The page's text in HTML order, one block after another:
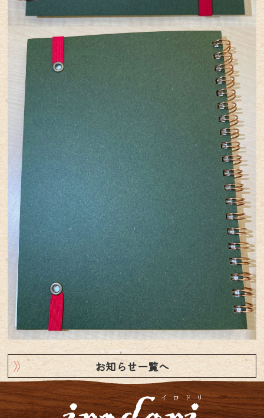
お知らせ一覧へ